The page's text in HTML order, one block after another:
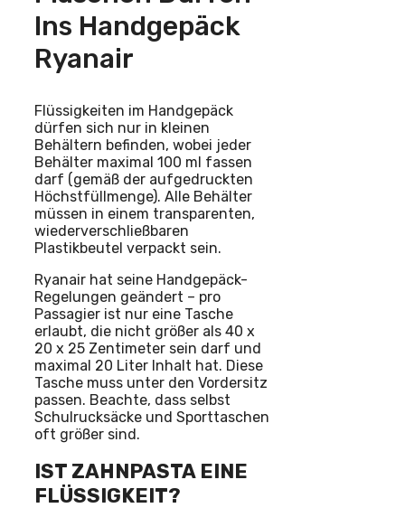
Ins Handgepäck
Ryanair
Flüssigkeiten im Handgepäck
dürfen sich nur in kleinen
Behältern befinden, wobei jeder
Behälter maximal 100 ml fassen
darf (gemäß der aufgedruckten
Höchstfüllmenge). Alle Behälter
müssen in einem transparenten,
wiederverschließbaren
Plastikbeutel verpackt sein.
Ryanair hat seine Handgepäck-
Regelungen geändert – pro
Passagier ist nur eine Tasche
erlaubt, die nicht größer als 40 x
20 x 25 Zentimeter sein darf und
maximal 20 Liter Inhalt hat. Diese
Tasche muss unter den Vordersitz
passen. Beachte, dass selbst
Schulrucksäcke und Sporttaschen
oft größer sind.
IST ZAHNPASTA EINE
FLÜSSIGKEIT?